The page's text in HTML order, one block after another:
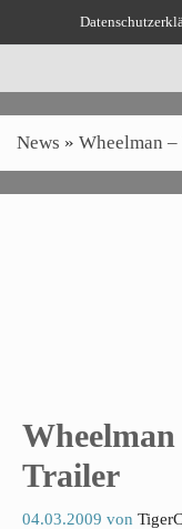
News » Wheelman
Trailer
04.03.2009 von